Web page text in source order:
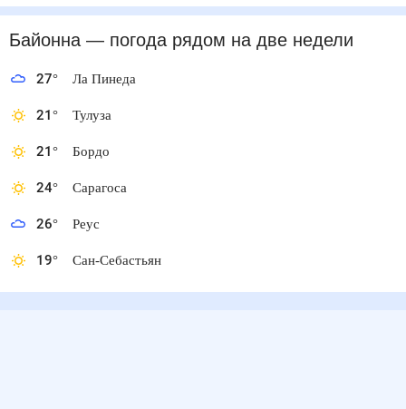
Байонна — погода рядомна две недели
27° Ла Пинеда
21° Тулуза
21° Бордо
24° Сарагоса
26° Реус
19° Сан-Себастьян